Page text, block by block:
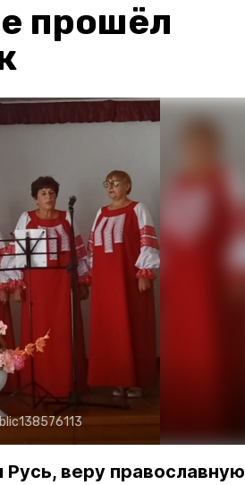
прошёл
веру православную